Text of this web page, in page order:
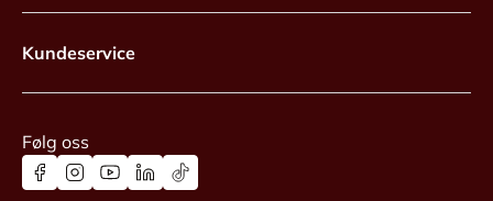
Kundeservice
Følg oss